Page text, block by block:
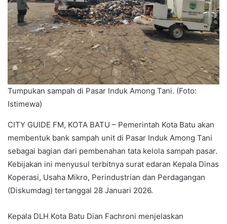
Tumpukan sampah di Pasar Induk Among Tani. (Foto:
Istimewa)
CITY GUIDE FM, KOTA BATU – Pemerintah Kota Batu akan
membentuk bank sampah unit di Pasar Induk Among Tani
sebagai bagian dari pembenahan tata kelola sampah pasar.
Kebijakan ini menyusul terbitnya surat edaran Kepala Dinas
Koperasi, Usaha Mikro, Perindustrian dan Perdagangan
(Diskumdag) tertanggal 28 Januari 2026.
Kepala DLH Kota Batu Dian Fachroni menjelaskan